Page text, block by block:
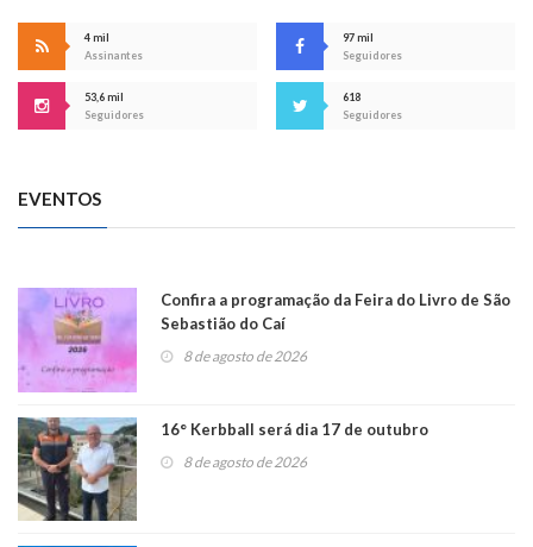
4 mil
Assinantes
97 mil
Seguidores
53,6 mil
Seguidores
618
Seguidores
EVENTOS
Confira a programação da Feira do Livro de São
Sebastião do Caí
8 de agosto de 2026
16° Kerbball será dia 17 de outubro
8 de agosto de 2026